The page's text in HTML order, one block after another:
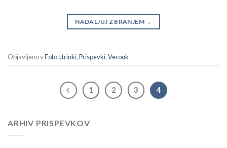
NADALJUJ Z BRANJEM →
Objavljeno vFoto utrinki,Prispevki,Verouk
1 2 3 4
ARHIV PRISPEVKOV